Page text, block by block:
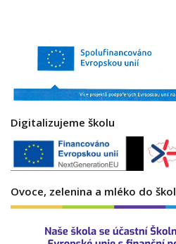
Digitalizujeme školu
Ovoce, zelenina a mléko do škol